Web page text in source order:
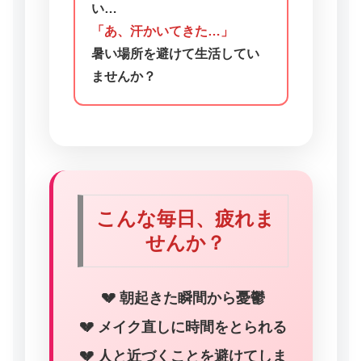
い…
「あ、汗かいてきた…」
暑い場所を避けて生活してい
ませんか？
こんな毎日、疲れま
せんか？
💔 朝起きた瞬間から憂鬱
💔 メイク直しに時間をとられる
💔 人と近づくことを避けてしま